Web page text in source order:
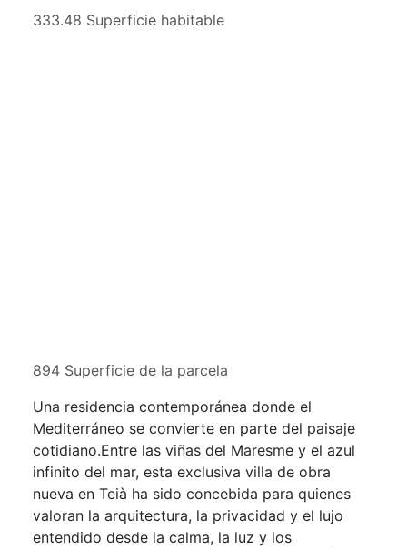
333.48 Superficie habitable
894 Superficie de la parcela
Una residencia contemporánea donde el
Mediterráneo se convierte en parte del paisaje
cotidiano.Entre las viñas del Maresme y el azul
infinito del mar, esta exclusiva villa de obra
nueva en Teià ha sido concebida para quienes
valoran la arquitectura, la privacidad y el lujo
entendido desde la calma, la luz y los